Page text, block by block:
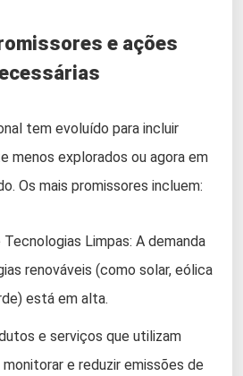
e ações
tem evoluído para incluir
menos explorados ou agora em
Os mais promissores incluem:
Tecnologias Limpas: A demanda
renováveis (como solar, eólica
está em alta.
e serviços que utilizam
e reduzir emissões de